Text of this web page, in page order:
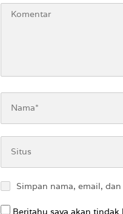
Simpan nama, email,
Beritahu saya akan